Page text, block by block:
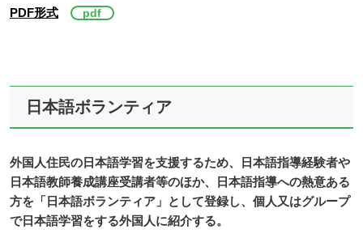
PDF形式
日本語ボランティア
外国人住民の日本語学習を支援するため、日本語指導経験者や
日本語教師養成講座受講者等のほか、日本語指導への熱意ある
方を「日本語ボランティア」として登録し、個人又はグループ
で日本語学習をする外国人に紹介する。